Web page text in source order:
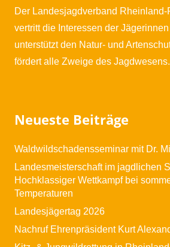
Der Landesjagdverband Rheinland-
vertritt die Interessen der
unterstützt den Natur- und
fördert alle Zweige des Jagdwesens.
Neueste Beiträge
Waldwildschadensseminar mit Dr.
Landesmeisterschaft im jagdlichen
Hochklassiger Wettkampf bei
Temperaturen
Landesjägertag 2026
Nachruf Ehrenpräsident Kurt